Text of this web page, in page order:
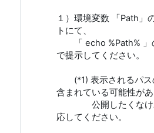
１）環境変数 「Path」
トにて、
「 echo %Path% 」
で提示してください。
(*1) 表示されるパス
含まれている可能性があ
公開したくなけれ
応してください。